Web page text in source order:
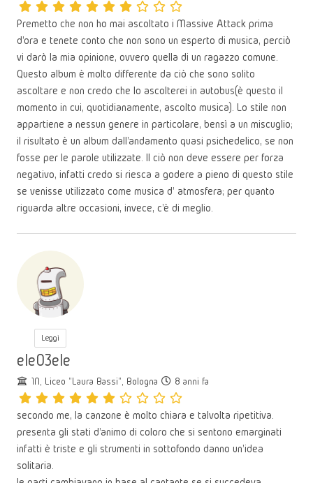
Premetto che non ho mai ascoltato i Massive Attack prima
d'ora e tenete conto che non sono un esperto di musica, perciò
vi darò la mia opinione, ovvero quella di un ragazzo comune.
Questo album è molto differente da ciò che sono solito
ascoltare e non credo che lo ascolterei in autobus(è questo il
momento in cui, quotidianamente, ascolto musica). Lo stile non
appartiene a nessun genere in particolare, bensì a un miscuglio;
il risultato è un album dall'andamento quasi psichedelico, se non
fosse per le parole utilizzate. Il ciò non deve essere per forza
negativo, infatti credo si riesca a godere a pieno di questo stile
se venisse utilizzato come musica d' atmosfera; per quanto
riguarda altre occasioni, invece, c'è di meglio.
Leggi
ele03ele
1N, Liceo "Laura Bassi", Bologna 8 anni fa
secondo me, la canzone è molto chiara e talvolta ripetitiva.
presenta gli stati d'animo di coloro che si sentono emarginati
infatti è triste e gli strumenti in sottofondo danno un'idea
solitaria.